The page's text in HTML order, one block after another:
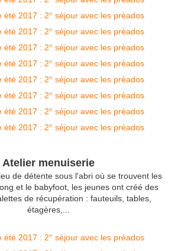
Atelier menuiserie
de détente sous l'abri où se trouvent les
et le babyfoot, les jeunes ont créé des
de récupération : fauteuils, tables,
étagères,...